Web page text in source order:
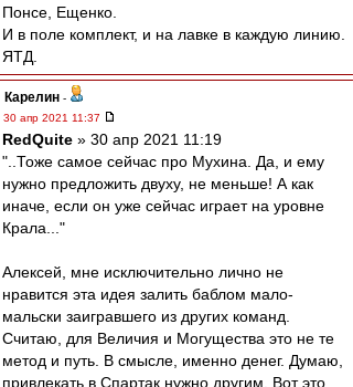
Понсе, Ещенко.
И в поле комплект, и на лавке в каждую линию.
ЯТД.
Карелин -
30 апр 2021 11:37
RedQuite » 30 апр 2021 11:19
"..Тоже самое сейчас про Мухина. Да, и ему
нужно предложить двуху, не меньше! А как
иначе, если он уже сейчас играет на уровне
Крала..."
Алексей, мне исключительно лично не
нравится эта идея залить баблом мало-
мальски заигравшего из других команд.
Считаю, для Величия и Могущества это не те
метод и путь. В смысле, именно денег. Думаю,
привлекать в Спартак нужно другим. Вот это